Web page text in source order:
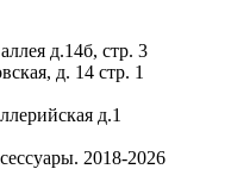
д.14б, стр. 3
д. 14 стр. 1
д.1
2018-2026